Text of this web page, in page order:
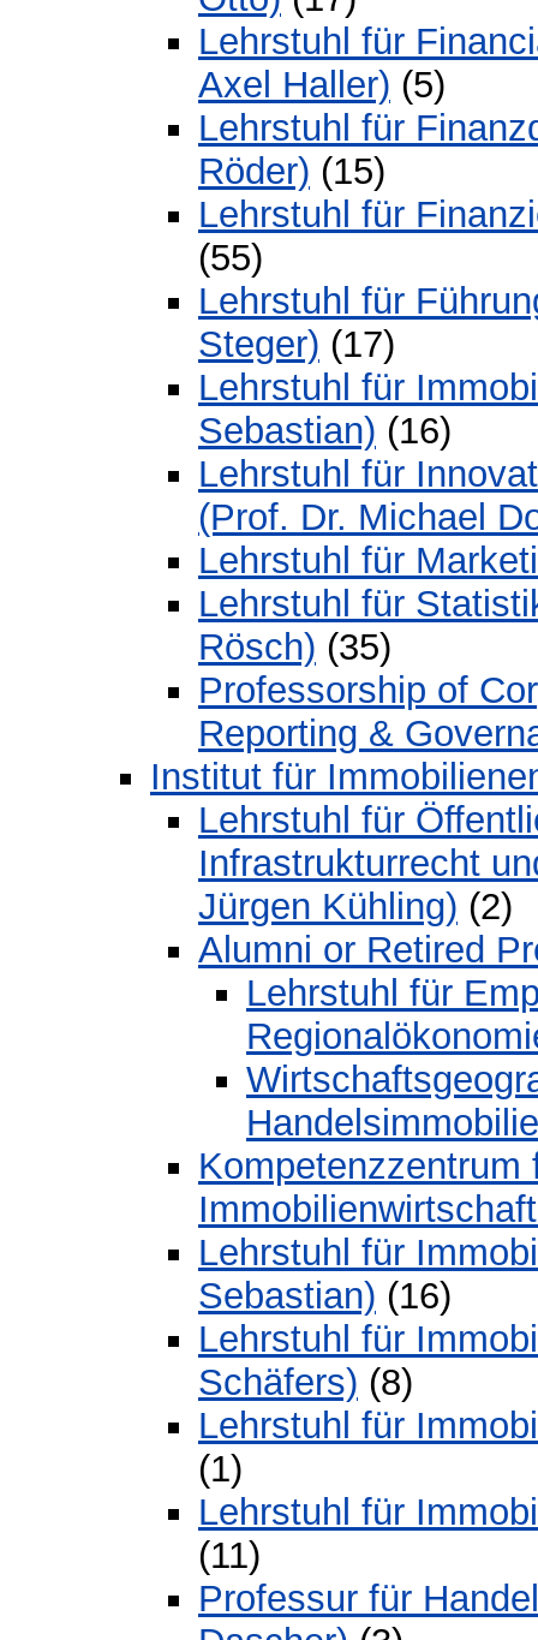
Lehrstuhl für
Axel Haller) (5)
Lehrstuhl für
Röder) (15)
Lehrstuhl für
(55)
Lehrstuhl für
Steger) (17)
Lehrstuhl für
Sebastian) (16)
Lehrstuhl für
(Prof. Dr. Michael
Lehrstuhl für
Lehrstuhl für
Rösch) (35)
Professorship of
Reporting &
Institut für
Lehrstuhl für
Infrastrukturrecht
Jürgen Kühling) (2)
Alumni or Retired
Lehrstuhl für
Lehrstuhl für
Sebastian) (16)
Lehrstuhl für
Schäfers) (8)
Lehrstuhl für
(1)
Lehrstuhl für
(11)
Professur für